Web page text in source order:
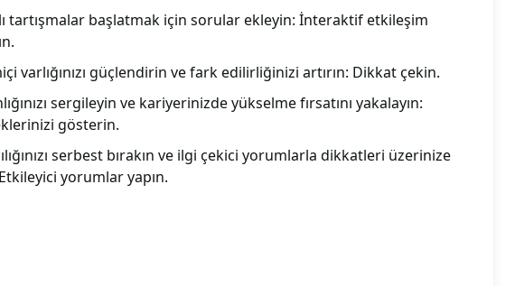
tartışmalar başlatmak için sorular ekleyin: İnteraktif etkileşim
varlığınızı güçlendirin ve fark edilirliğinizi artırın: Dikkat çekin.
sergileyin ve kariyerinizde yükselme fırsatını yakalayın:
gösterin.
serbest bırakın ve ilgi çekici yorumlarla dikkatleri üzerinize
yorumlar yapın.